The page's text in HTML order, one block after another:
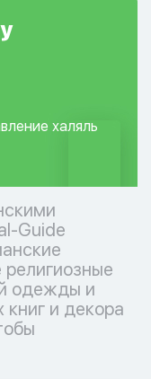
халяль
Guide
одежды и
книг и декора